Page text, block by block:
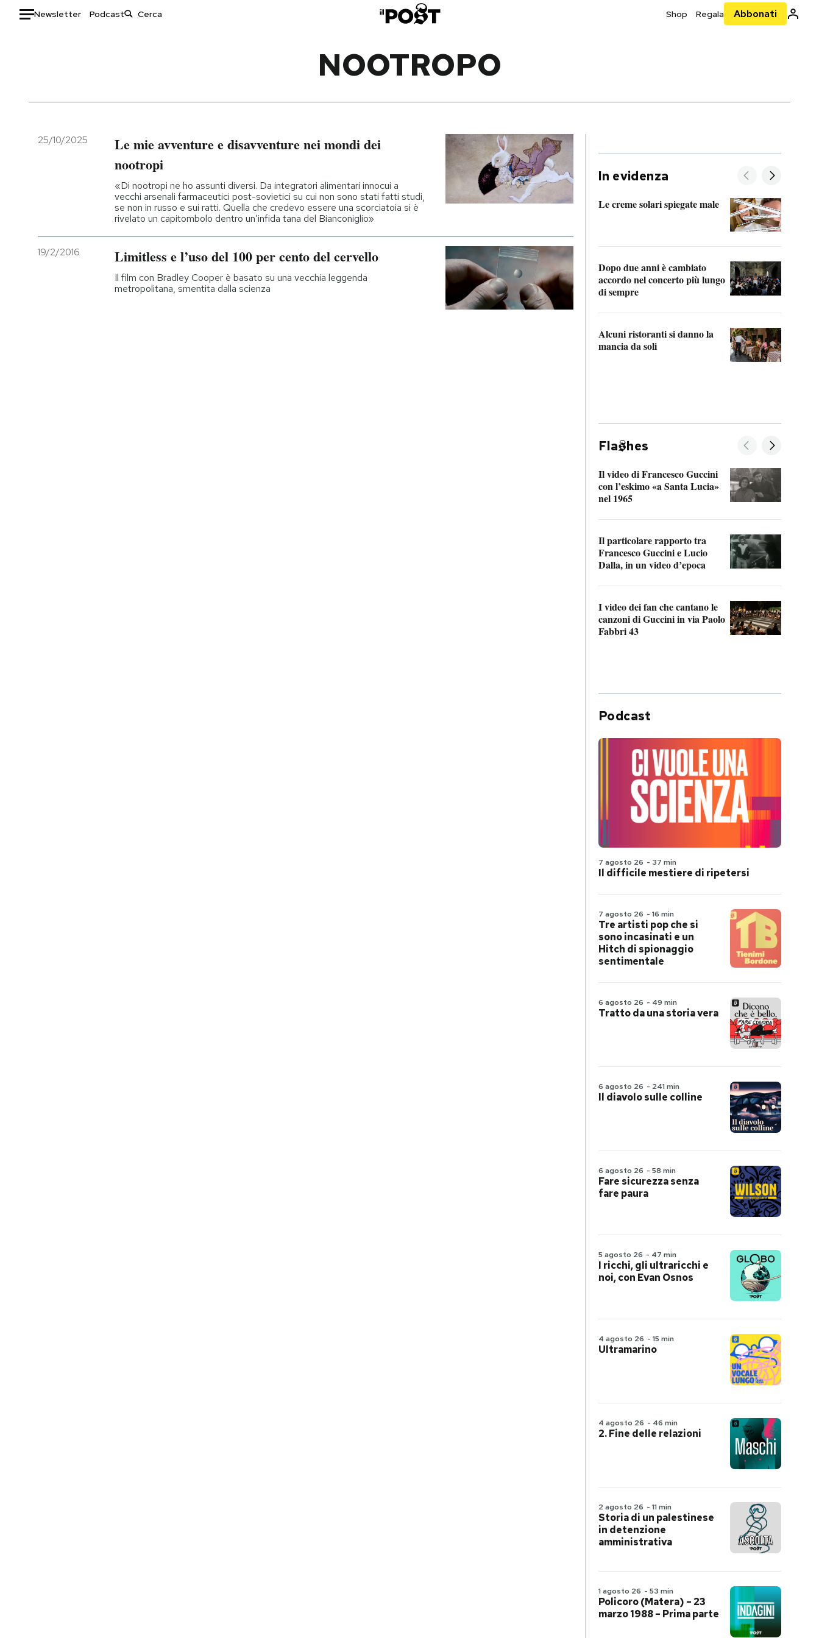
Newsletter Podcast Shop Regala Abbonati
Italia
Politica
Moda
Ok Boomer!
Media
Europa
Altrecose
NOOTROPO
25/10/2025
Le mie avventure e disavventure nei mondi dei
nootropi
«Di nootropi ne ho assunti diversi. Da integratori alimentari innocui a
vecchi arsenali farmaceutici post-sovietici su cui non sono stati fatti studi,
se non in russo e sui ratti. Quella che credevo essere una scorciatoia si è
rivelato un capitombolo dentro un’infida tana del Bianconiglio»
19/2/2016 Limitless e l’uso del 100 per cento del cervello
Il film con Bradley Cooper è basato su una vecchia leggenda
metropolitana, smentita dalla scienza
In evidenza
Le creme solari spiegate male
Dopo due anni è cambiato
accordo nel concerto più lungo
di sempre
Alcuni ristoranti si danno la
mancia da soli
Fla hes
Il video di Francesco Guccini
con l’eskimo «a Santa Lucia»
nel 1965
Il particolare rapporto tra
Francesco Guccini e Lucio
Dalla, in un video d’epoca
I video dei fan che cantano le
canzoni di Guccini in via Paolo
Fabbri 43
Podcast
7 agosto 26 - 37 min
Il difficile mestiere di ripetersi
7 agosto 26 - 16 min
Tre artisti pop che si
sono incasinati e un
Hitch di spionaggio
sentimentale
6 agosto 26 - 49 min
Tratto da una storia vera
6 agosto 26 - 241 min
Il diavolo sulle colline
6 agosto 26 - 58 min
Fare sicurezza senza
fare paura
5 agosto 26 - 47 min
I ricchi, gli ultraricchi e
noi, con Evan Osnos
4 agosto 26 - 15 min
Ultramarino
4 agosto 26 - 46 min
2. Fine delle relazioni
2 agosto 26 - 11 min
Storia di un palestinese
in detenzione
amministrativa
1 agosto 26 - 53 min
Policoro (Matera) – 23
marzo 1988 – Prima parte